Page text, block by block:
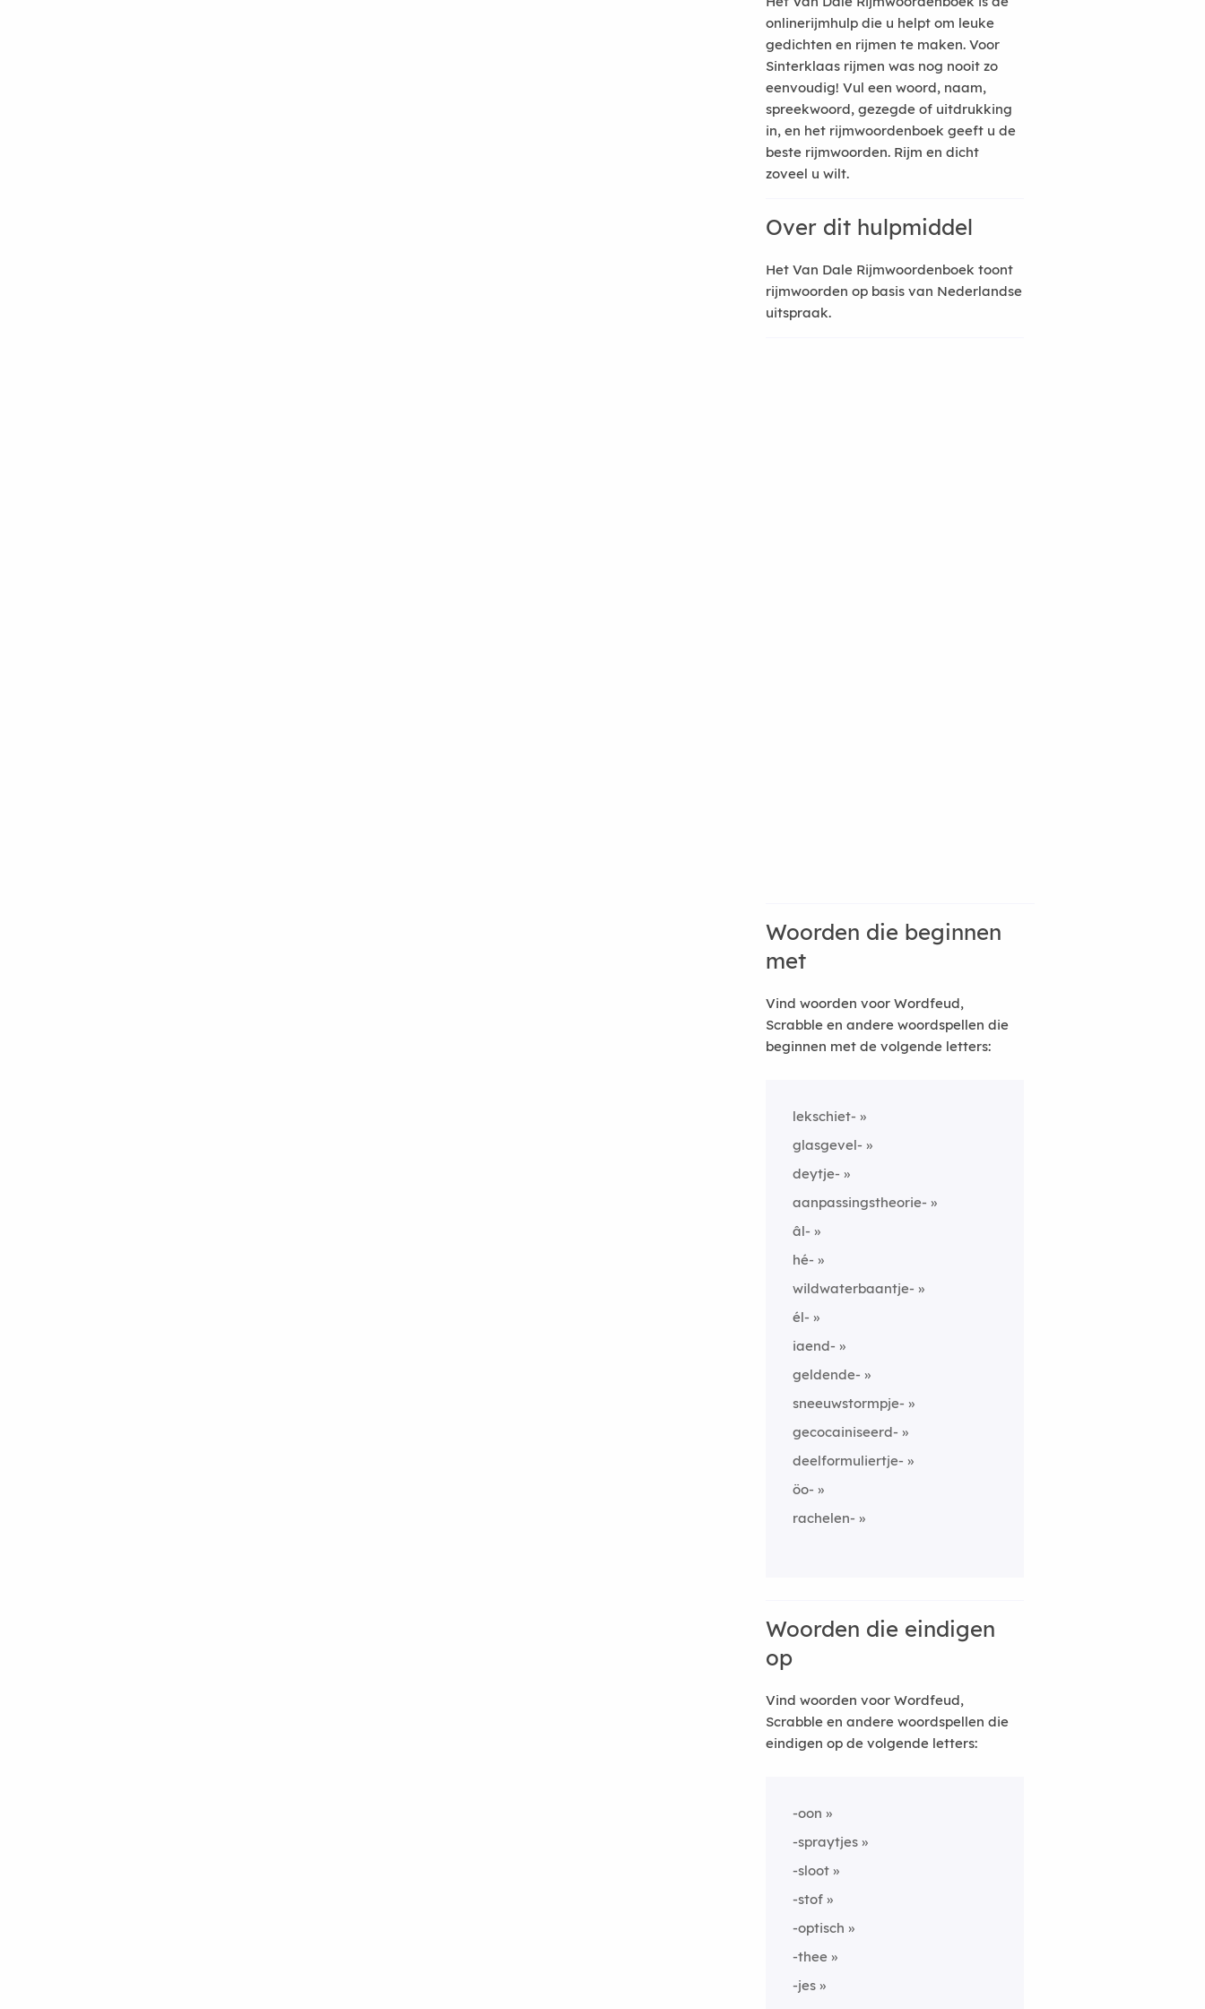
onlinerijmhulp die u helpt om leuke
gedichten en rijmen te maken. Voor
Sinterklaas rijmen was nog nooit zo
eenvoudig! Vul een woord, naam,
spreekwoord, gezegde of uitdrukking
in, en het rijmwoordenboek geeft u de
beste rijmwoorden. Rijm en dicht
zoveel u wilt.
Over dit hulpmiddel
Het Van Dale Rijmwoordenboek toont
rijmwoorden op basis van Nederlandse
uitspraak.
Woorden die beginnen
met
Vind woorden voor Wordfeud,
Scrabble en andere woordspellen die
beginnen met de volgende letters:
lekschiet-
glasgevel-
deytje-
aanpassingstheorie-
âl-
hé-
wildwaterbaantje-
él-
iaend-
geldende-
sneeuwstormpje-
gecocainiseerd-
deelformuliertje-
öo-
rachelen-
Woorden die eindigen
op
Vind woorden voor Wordfeud,
Scrabble en andere woordspellen die
eindigen op de volgende letters:
-oon
-spraytjes
-sloot
-stof
-optisch
-thee
-jes